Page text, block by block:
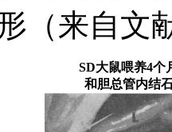
（来自文
SD大鼠喂养4个
和胆总管内结